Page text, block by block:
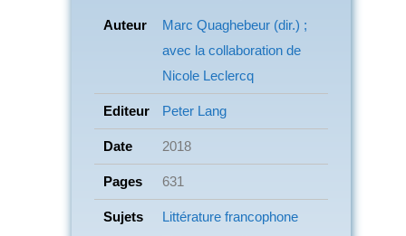
Auteur
Marc Quaghebeur (dir.) ;
avec la collaboration de
Nicole Leclercq
Editeur Peter Lang
Date 2018
Pages 631
Sujets
Littérature francophone